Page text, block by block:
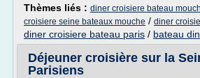
Thèmes liés : diner croisiere bateau
croisiere seine bateaux mouche / diner
diner croisiere bateau paris / bateau
Déjeuner croisière sur la
Parisiens